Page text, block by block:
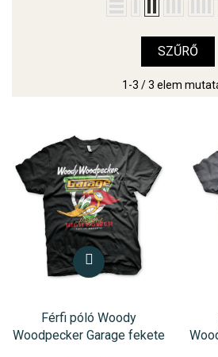
SZŰRŐ
1-3 / 3 elem
Férfi póló Woody
Woodpecker Garage fekete